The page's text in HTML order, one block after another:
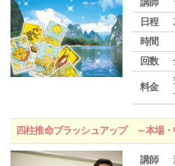
講師
日程
時間
回数
料金
四柱推命ブラッシュアップ ～本場
講師